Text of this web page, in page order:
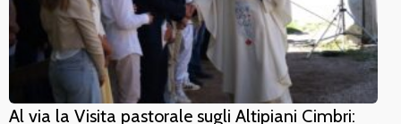
Al via la Visita pastorale sugli Altipiani Cimbri: